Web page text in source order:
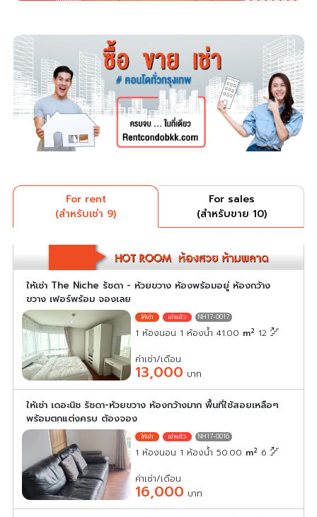
For rent
(สำหรับเช่า 9)
For sales
(สำหรับขาย 10)
ให้เช่า The Niche รัชดา - ห้วยขวาง ห้องพร้อมอยู่ ห้องกว้าง
ขวาง เฟอร์พร้อม จองเลย
NH17-0017
1 ห้องนอน 1 ห้องน้ำ 41.00 m2 12
ค่าเช่า/เดือน
13,000 บาท
ให้เช่า เดอะนิช รัชดา-ห้วยขวาง ห้องกว้างมาก พื้นที่ใช้สอยเหลือๆ
พร้อมตกแต่งครบ ต้องจอง
NH17-0016
1 ห้องนอน 1 ห้องน้ำ 50.00 m2 6
ค่าเช่า/เดือน
16,000 บาท